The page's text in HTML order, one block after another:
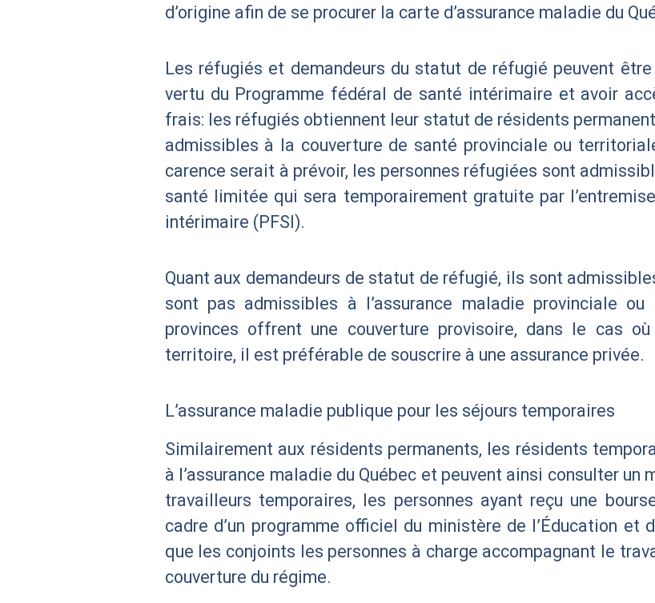
d’origine afin de se procurer la carte d’assurance maladie du
Les réfugiés et demandeurs du statut de réfugié peuvent
vertu du Programme fédéral de santé intérimaire et avoir
frais: les réfugiés obtiennent leur statut de résidents
admissibles à la couverture de santé provinciale ou
carence serait à prévoir, les personnes réfugiées sont
santé limitée qui sera temporairement gratuite par
intérimaire (PFSI).
Quant aux demandeurs de statut de réfugié, ils sont
sont pas admissibles à l’assurance maladie provinciale
provinces offrent une couverture provisoire, dans le cas
territoire, il est préférable de souscrire à une assurance privée.
L’assurance maladie publique pour les séjours temporaires
Similairement aux résidents permanents, les résidents
à l’assurance maladie du Québec et peuvent ainsi consulter
travailleurs temporaires, les personnes ayant reçu une
cadre d’un programme officiel du ministère de l’Éducation et
que les conjoints les personnes à charge accompagnant le
couverture du régime.